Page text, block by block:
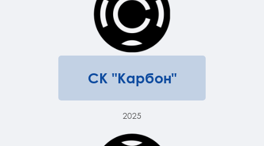
СК "Карбон"
2025